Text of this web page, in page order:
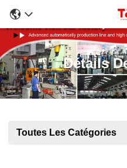
Détails
Toutes Les Catégories